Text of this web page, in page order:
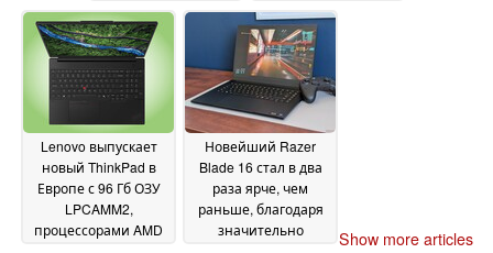
ладоней и
клавиатуру с мягкой
подставкой для
запястий из
двойной пены29 May
2026
29 May 2026
Lenovo выпускает
новый ThinkPad в
Европе с 96 Гб ОЗУ
LPCAMM2,
процессорами AMD
Новейший Razer
Blade 16 стал в два
раза ярче, чем
раньше, благодаря
значительно
Show more articles